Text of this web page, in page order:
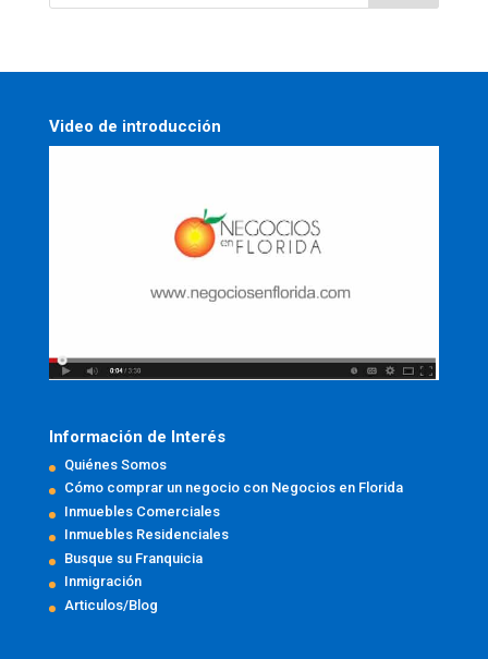
Video de introducción
Información de Interés
Quiénes Somos
Cómo comprar un negocio con Negocios en Florida
Inmuebles Comerciales
Inmuebles Residenciales
Busque su Franquicia
Inmigración
Articulos/Blog